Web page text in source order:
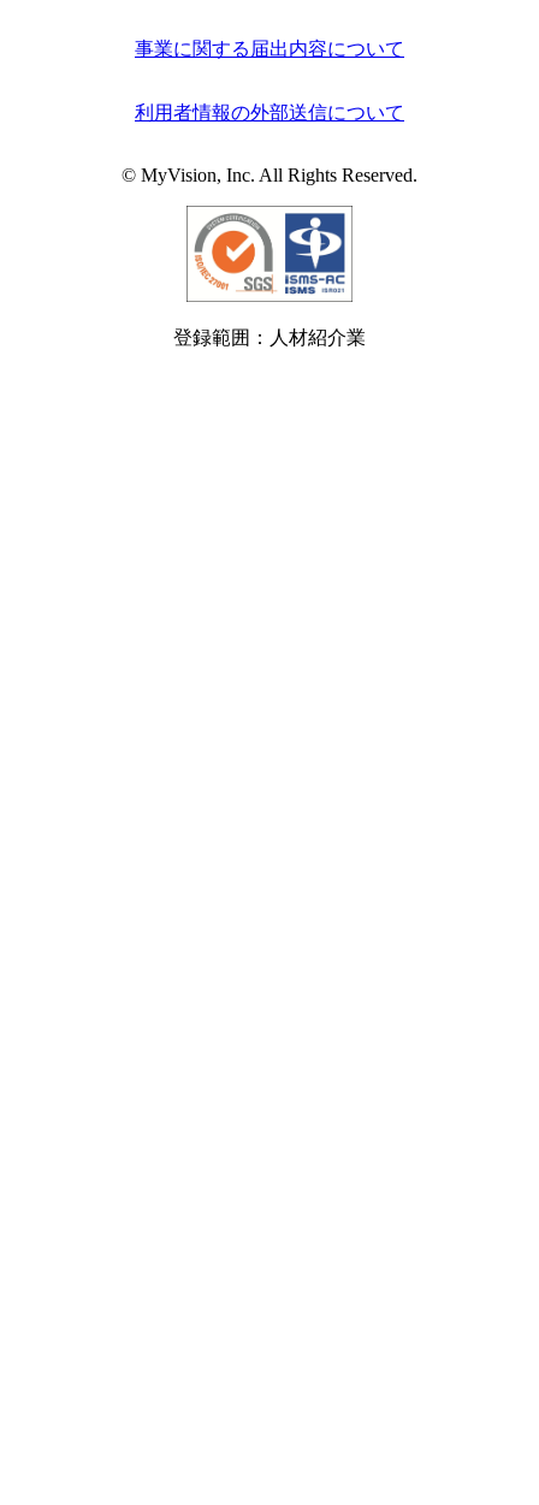
事業に関する届出内容について
利用者情報の外部送信について
© MyVision, Inc. All Rights Reserved.
登録範囲：人材紹介業